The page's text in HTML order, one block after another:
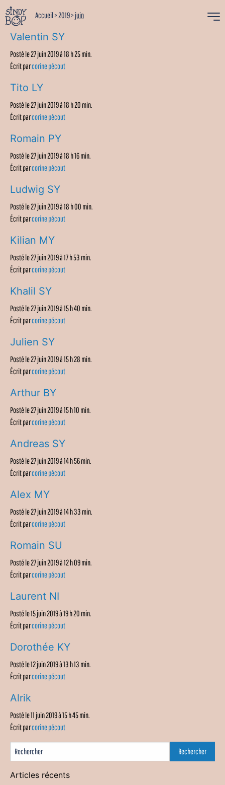
Accueil>2019>juin
Valentin SY
Posté le 27 juin 2019 à 18 h 25 min.
Écrit parcorine pécout
Tito LY
Posté le 27 juin 2019 à 18 h 20 min.
Écrit parcorine pécout
Romain PY
Posté le 27 juin 2019 à 18 h 16 min.
Écrit parcorine pécout
Ludwig SY
Posté le 27 juin 2019 à 18 h 00 min.
Écrit parcorine pécout
Kilian MY
Posté le 27 juin 2019 à 17 h 53 min.
Écrit parcorine pécout
Khalil SY
Posté le 27 juin 2019 à 15 h 40 min.
Écrit parcorine pécout
Julien SY
Posté le 27 juin 2019 à 15 h 28 min.
Écrit parcorine pécout
Arthur BY
Posté le 27 juin 2019 à 15 h 10 min.
Écrit parcorine pécout
Andreas SY
Posté le 27 juin 2019 à 14 h 56 min.
Écrit parcorine pécout
Alex MY
Posté le 27 juin 2019 à 14 h 33 min.
Écrit parcorine pécout
Romain SU
Posté le 27 juin 2019 à 12 h 09 min.
Écrit parcorine pécout
Laurent NI
Posté le 15 juin 2019 à 19 h 20 min.
Écrit parcorine pécout
Dorothée KY
Posté le 12 juin 2019 à 13 h 13 min.
Écrit parcorine pécout
Alrik
Posté le 11 juin 2019 à 15 h 45 min.
Écrit parcorine pécout
Articles récents